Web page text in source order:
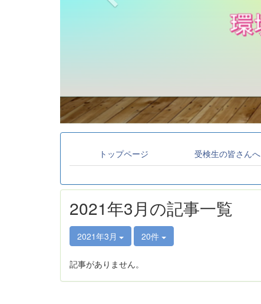
トップページ 受検生の皆さんへ
2021年3月の記事一覧
2021年3月 20件
記事がありません。